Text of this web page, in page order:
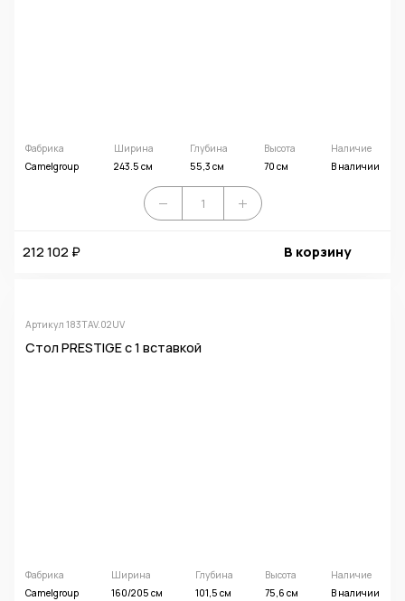
Фабрика
Camelgroup
Ширина
243.5 см
Глубина
55,3 см
Высота
70 см
Наличие
В наличии
212 102 ₽ В корзину
Артикул 183TAV.02UV
Стол PRESTIGE с 1 вставкой
Фабрика
Camelgroup
Ширина
160/205 см
Глубина
101,5 см
Высота
75,6 см
Наличие
В наличии